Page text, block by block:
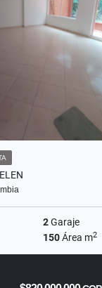
2Garaje
150Área m2